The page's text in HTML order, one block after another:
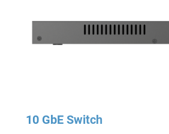
10 GbE Switch